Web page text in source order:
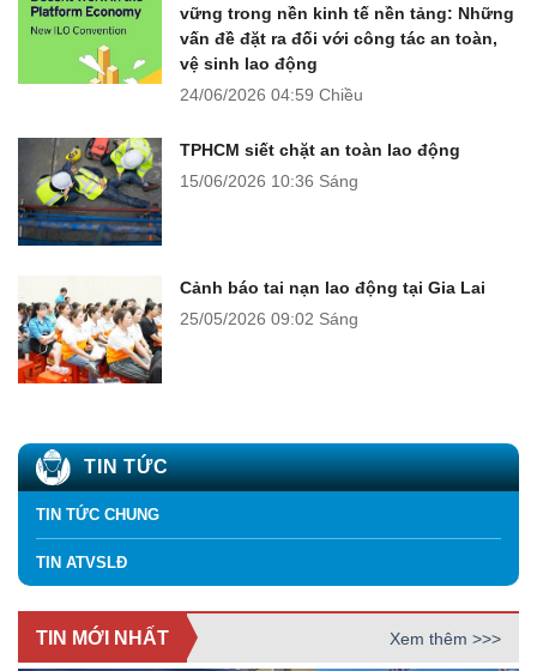
vững trong nền kinh tế nền tảng: Những
vấn đề đặt ra đối với công tác an toàn,
vệ sinh lao động
24/06/2026 04:59 Chiều
TPHCM siết chặt an toàn lao động
15/06/2026 10:36 Sáng
Cảnh báo tai nạn lao động tại Gia Lai
25/05/2026 09:02 Sáng
TIN TỨC
TIN TỨC CHUNG
TIN ATVSLĐ
TIN MỚI NHẤT Xem thêm >>>